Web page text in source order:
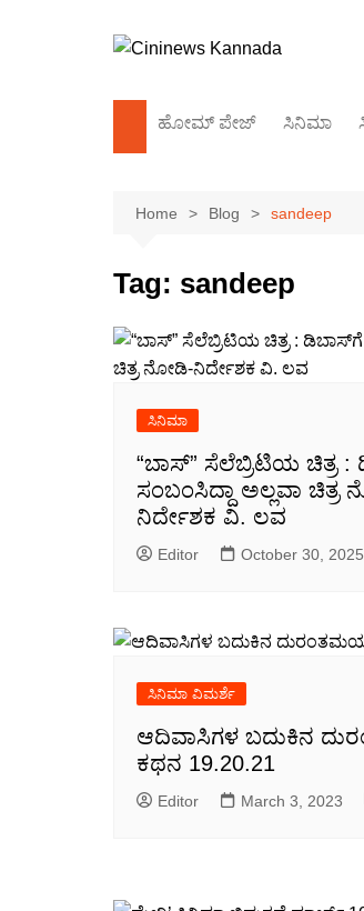
ಹೋಮ್‌ ಪೇಜ್ ಸಿನಿಮಾ
ಬಾಲಿವುಡ್
Home Blog sandeep
Tag: sandeep
ಸಿನಿಮಾ
“ಬಾಸ್” ಸೆಲೆಬ್ರಿಟಿಯ ಚಿತ್ರ :
ಸಂಬಂಸಿದ್ದಾ ಅಲ್ಲವಾ ಚಿತ್ರ
ನಿರ್ದೇಶಕ ವಿ. ಲವ
Editor October 30, 2025
ಸಿನಿಮಾ ವಿಮರ್ಶೆ
ಆದಿವಾಸಿಗಳ ಬದುಕಿನ
ಕಥನ 19.20.21
Editor March 3, 2023